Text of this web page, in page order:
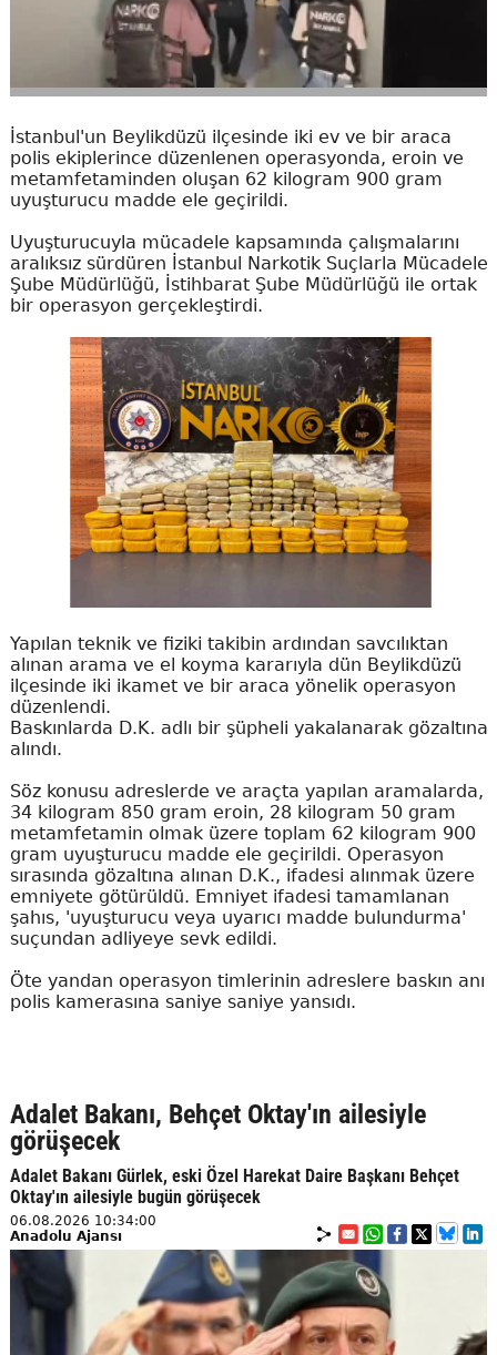
İstanbul'un Beylikdüzü ilçesinde iki ev ve bir araca
polis ekiplerince düzenlenen operasyonda, eroin ve
metamfetaminden oluşan 62 kilogram 900 gram
uyuşturucu madde ele geçirildi.
Uyuşturucuyla mücadele kapsamında çalışmalarını
aralıksız sürdüren İstanbul Narkotik Suçlarla Mücadele
Şube Müdürlüğü, İstihbarat Şube Müdürlüğü ile ortak
bir operasyon gerçekleştirdi.
Yapılan teknik ve fiziki takibin ardından savcılıktan
alınan arama ve el koyma kararıyla dün Beylikdüzü
ilçesinde iki ikamet ve bir araca yönelik operasyon
düzenlendi.
Baskınlarda D.K. adlı bir şüpheli yakalanarak gözaltına
alındı.
Söz konusu adreslerde ve araçta yapılan aramalarda,
34 kilogram 850 gram eroin, 28 kilogram 50 gram
metamfetamin olmak üzere toplam 62 kilogram 900
gram uyuşturucu madde ele geçirildi. Operasyon
sırasında gözaltına alınan D.K., ifadesi alınmak üzere
emniyete götürüldü. Emniyet ifadesi tamamlanan
şahıs, 'uyuşturucu veya uyarıcı madde bulundurma'
suçundan adliyeye sevk edildi.
Öte yandan operasyon timlerinin adreslere baskın anı
polis kamerasına saniye saniye yansıdı.
Adalet Bakanı, Behçet Oktay'ın ailesiyle
görüşecek
Adalet Bakanı Gürlek, eski Özel Harekat Daire Başkanı Behçet
Oktay'ın ailesiyle bugün görüşecek
06.08.2026 10:34:00
Anadolu Ajansı